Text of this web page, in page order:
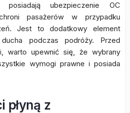
posiadają ubezpieczenie OC
pasażerów w przypadku
Jest to dodatkowy element
podczas podróży. Przed
warto upewnić się, że wybrany
wymogi prawne i posiada
płyną z